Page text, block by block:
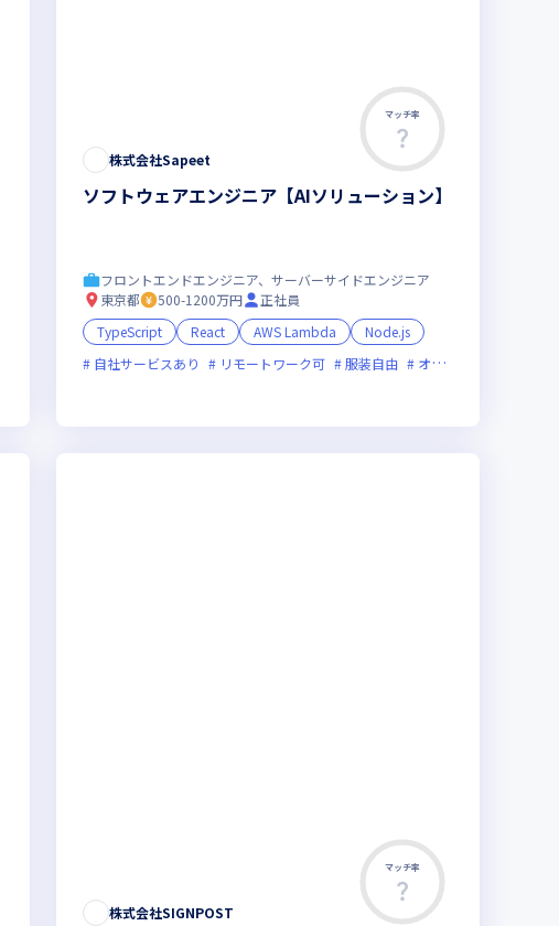
フレックス制度あり 新技術に積極的
マッチ率
株式会社Sapeet
ソフトウェアエンジニア【AIソリューション】
フロントエンドエンジニア、サーバーサイドエンジニア
東京都
500-1200万円
正社員
TypeScript
React AWS Lambda
Node.js
自社サービスあり
リモートワーク可 服装自由 オンライン選考可
マッチ率
株式会社SIGNPOST